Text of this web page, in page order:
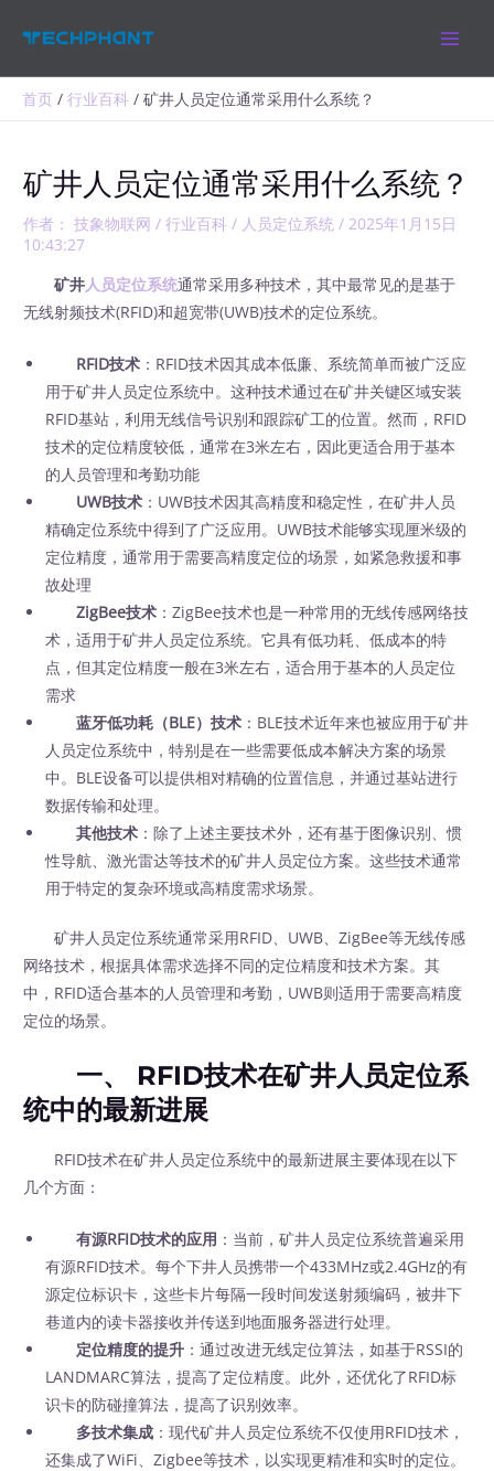
首页 行业百科 矿井人员定位通常采用什么系统？
矿井人员定位通常采用什么系统？
作者： 技象物联网/行业百科 / 人员定位系统 /2025年1月15日
10:43:27
矿井人员定位系统通常采用多种技术，其中最常见的是基于
无线射频技术(RFID)和超宽带(UWB)技术的定位系统。
RFID技术 ：RFID技术因其成本低廉、系统简单而被广泛应
用于矿井人员定位系统中。这种技术通过在矿井关键区域安装
RFID基站，利用无线信号识别和跟踪矿工的位置。然而，RFID
技术的定位精度较低，通常在3米左右，因此更适合用于基本
的人员管理和考勤功能
UWB技术 ：UWB技术因其高精度和稳定性，在矿井人员
精确定位系统中得到了广泛应用。UWB技术能够实现厘米级的
定位精度，通常用于需要高精度定位的场景，如紧急救援和事
故处理
ZigBee技术 ：ZigBee技术也是一种常用的无线传感网络技
术，适用于矿井人员定位系统。它具有低功耗、低成本的特
点，但其定位精度一般在3米左右，适合用于基本的人员定位
需求
蓝牙低功耗（BLE）技术 ：BLE技术近年来也被应用于矿井
人员定位系统中，特别是在一些需要低成本解决方案的场景
中。BLE设备可以提供相对精确的位置信息，并通过基站进行
数据传输和处理。
其他技术 ：除了上述主要技术外，还有基于图像识别、惯
性导航、激光雷达等技术的矿井人员定位方案。这些技术通常
用于特定的复杂环境或高精度需求场景。
矿井人员定位系统通常采用RFID、UWB、ZigBee等无线传感
网络技术，根据具体需求选择不同的定位精度和技术方案。其
中，RFID适合基本的人员管理和考勤，UWB则适用于需要高精度
定位的场景。
一、 RFID技术在矿井人员定位系
统中的最新进展
RFID技术在矿井人员定位系统中的最新进展主要体现在以下
几个方面：
有源RFID技术的应用 ：当前，矿井人员定位系统普遍采用
有源RFID技术。每个下井人员携带一个433MHz或2.4GHz的有
源定位标识卡，这些卡片每隔一段时间发送射频编码，被井下
巷道内的读卡器接收并传送到地面服务器进行处理。
定位精度的提升 ：通过改进无线定位算法，如基于RSSI的
LANDMARC算法，提高了定位精度。此外，还优化了RFID标
识卡的防碰撞算法，提高了识别效率。
多技术集成 ：现代矿井人员定位系统不仅使用RFID技术，
还集成了WiFi、Zigbee等技术，以实现更精准和实时的定位。